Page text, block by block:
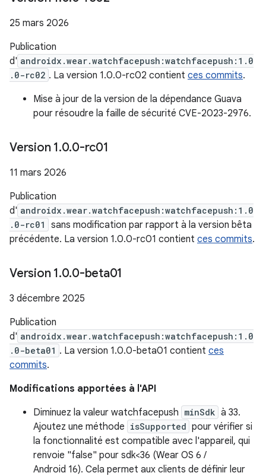
25 mars 2026
Publication
d' androidx.wear.watchfacepush:watchfacepush:1.0
.0-rc02 . La version 1.0.0-rc02 contient ces commits.
Mise à jour de la version de la dépendance Guava
pour résoudre la faille de sécurité CVE-2023-2976.
Version 1.0.0-rc01
11 mars 2026
Publication
d' androidx.wear.watchfacepush:watchfacepush:1.0
.0-rc01
sans modification par rapport à la version bêta
précédente. La version 1.0.0-rc01 contient ces commits.
Version 1.0.0-beta01
3 décembre 2025
Publication
d' androidx.wear.watchfacepush:watchfacepush:1.0
.0-beta01 . La version 1.0.0-beta01 contient ces
commits.
Modifications apportées à l'API
Diminuez la valeur watchfacepush minSdk à 33.
Ajoutez une méthode isSupported pour vérifier si
la fonctionnalité est compatible avec l'appareil, qui
renvoie "false" pour sdk<36 (Wear OS 6 /
Android 16). Cela permet aux clients de définir leur